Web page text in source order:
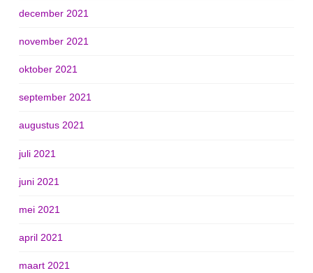
december 2021
november 2021
oktober 2021
september 2021
augustus 2021
juli 2021
juni 2021
mei 2021
april 2021
maart 2021